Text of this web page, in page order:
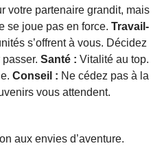
votre partenaire grandit, mais
se joue pas en force. Travail-
s’offrent à vous. Décidez
Santé : Vitalité au top.
Conseil : Ne cédez pas à la
vous attendent.
aux envies d’aventure.